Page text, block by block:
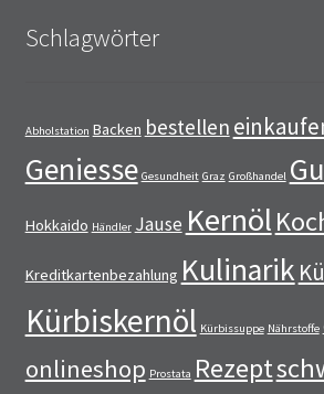
Schlagwörter
Abholstation Backen bestellen
Geniesse Gesundheit Graz Großhandel
Hokkaido Händler Jause Kernöl
Kreditkartenbezahlung Kulinarik
Kürbiskernöl Kürbissuppe Nährstoffe
onlineshop Prostata Rezept